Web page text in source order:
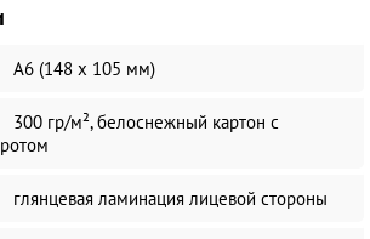
А6 (148 х 105 мм)
300 гр/м², белоснежный картон с
глянцевая ламинация лицевой стороны